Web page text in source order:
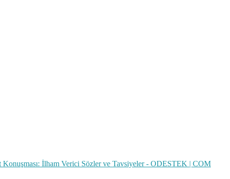
İlham Verici Sözler ve Tavsiyeler - ODESTEK | COM